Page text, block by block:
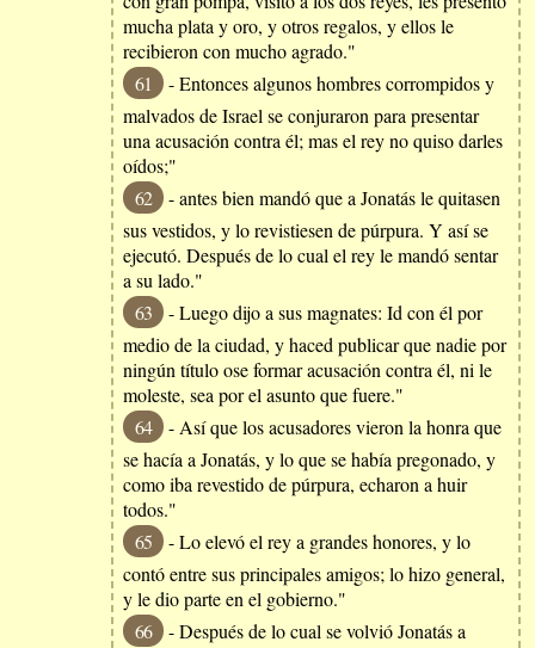
mucha plata y oro, y otros regalos, y ellos le
recibieron con mucho agrado."
61
- Entonces algunos hombres corrompidos y
malvados de Israel se conjuraron para presentar
una acusación contra él; mas el rey no quiso darles
oídos;"
62
- antes bien mandó que a Jonatás le quitasen
sus vestidos, y lo revistiesen de púrpura. Y así se
ejecutó. Después de lo cual el rey le mandó sentar
a su lado."
63
- Luego dijo a sus magnates: Id con él por
medio de la ciudad, y haced publicar que nadie por
ningún título ose formar acusación contra él, ni le
moleste, sea por el asunto que fuere."
64
- Así que los acusadores vieron la honra que
se hacía a Jonatás, y lo que se había pregonado, y
como iba revestido de púrpura, echaron a huir
todos."
65
- Lo elevó el rey a grandes honores, y lo
contó entre sus principales amigos; lo hizo general,
y le dio parte en el gobierno."
66
- Después de lo cual se volvió Jonatás a